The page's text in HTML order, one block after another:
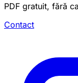
PDF gratuit, fără
Contact